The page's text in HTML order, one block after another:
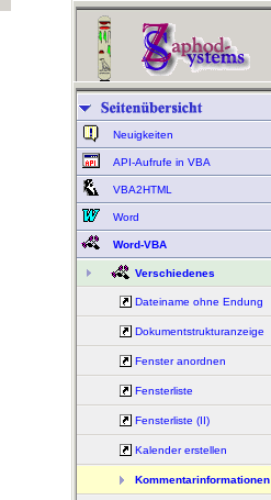
Neuigkeiten
API-Aufrufe in VBA
VBA2HTML
Word
Word-VBA
Verschiedenes
Dateiname ohne Endung
Dokumentstrukturanzeige
Fenster anordnen
Fensterliste
Fensterliste (II)
Kalender erstellen
Kommentarinformationen